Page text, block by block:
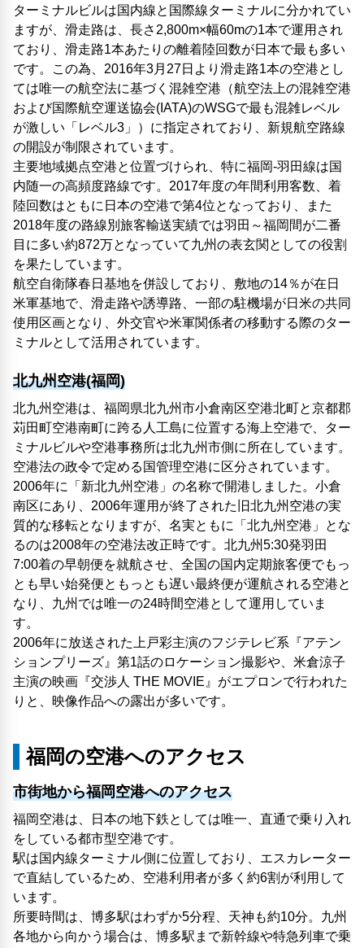
ターミナルビルは国内線と国際線ターミナルに分かれてい
ますが、滑走路は、長さ2,800m×幅60mの1本で運用され
ており、滑走路1本あたりの離着陸回数が日本で最も多い
です。この為、2016年3月27日より滑走路1本の空港とし
ては唯一の航空法に基づく混雑空港（航空法上の混雑空港
および国際航空運送協会(IATA)のWSGで最も混雑レベル
が激しい「レベル3」）に指定されており、新規航空路線
の開設が制限されています。
主要地域拠点空港と位置づけられ、特に福岡-羽田線は国
内随一の高頻度路線です。2017年度の年間利用客数、着
陸回数はともに日本の空港で第4位となっており、また
2018年度の路線別旅客輸送実績では羽田～福岡間が二番
目に多い約872万となっていて九州の表玄関としての役割
を果たしています。
航空自衛隊春日基地を併設しており、敷地の14％が在日
米軍基地で、滑走路や誘導路、一部の駐機場が日米の共同
使用区画となり、外交官や米軍関係者の移動する際のター
ミナルとして活用されています。
北九州空港(福岡)
北九州空港は、福岡県北九州市小倉南区空港北町と京都郡
苅田町空港南町に跨る人工島に位置する海上空港で、ター
ミナルビルや空港事務所は北九州市側に所在しています。
空港法の政令で定める国管理空港に区分されています。
2006年に「新北九州空港」の名称で開港しました。小倉
南区にあり、2006年運用が終了された旧北九州空港の実
質的な移転となりますが、名実ともに「北九州空港」とな
るのは2008年の空港法改正時です。北九州5:30発羽田
7:00着の早朝便を就航させ、全国の国内定期旅客便でもっ
とも早い始発便ともっとも遅い最終便が運航される空港と
なり、九州では唯一の24時間空港として運用していま
す。
2006年に放送された上戸彩主演のフジテレビ系『アテン
ションプリーズ』第1話のロケーション撮影や、米倉涼子
主演の映画『交渉人 THE MOVIE』がエプロンで行われた
りと、映像作品への露出が多いです。
福岡の空港へのアクセス
市街地から福岡空港へのアクセス
福岡空港は、日本の地下鉄としては唯一、直通で乗り入れ
をしている都市型空港です。
駅は国内線ターミナル側に位置しており、エスカレーター
で直結しているため、空港利用者が多く約6割が利用して
います。
所要時間は、博多駅はわずか5分程、天神も約10分。九州
各地から向かう場合は、博多駅まで新幹線や特急列車で乗